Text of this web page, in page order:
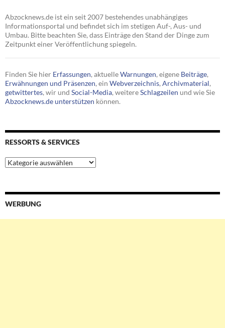
Abzocknews.de ist ein seit 2007 bestehendes unabhängiges
Informationsportal und befindet sich im stetigen Auf-, Aus- und
Umbau. Bitte beachten Sie, dass Einträge den Stand der Dinge zum
Zeitpunkt einer Veröffentlichung spiegeln.
Finden Sie hier Erfassungen, aktuelleWarnungen, eigene Beiträge,
Erwähnungen und Präsenzen, ein Webverzeichnis, Archivmaterial,
getwittertes, wir und Social-Media, weitereSchlagzeilen und wie Sie
Abzocknews.de unterstützen können.
RESSORTS & SERVICES
Ressorts
&
WERBUNG